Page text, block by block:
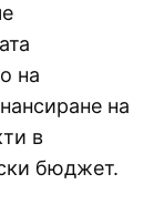
на
на
в
бюджет.